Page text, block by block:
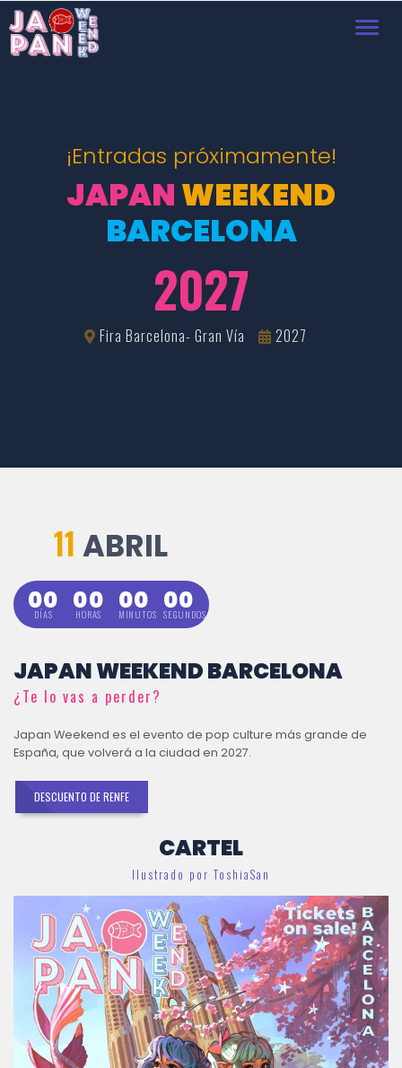
¡Entradas próximamente!
JAPANWEEKEND
BARCELONA
2027
Fira Barcelona- Gran Vía 2027
11 ABRIL
00
DÍAS 00
HORAS 00
MINUTOS 00
SEGUNDOS
JAPAN WEEKEND BARCELONA
¿Te lo vas a perder?
Japan Weekend es el evento de pop culture más grande de
España, que volverá a la ciudad en 2027.
DESCUENTO DE RENFE
CARTEL
Ilustrado por ToshiaSan